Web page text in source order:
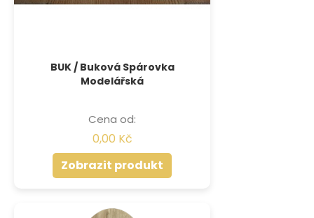
BUK / Buková Spárovka
Modelářská
Cena od:
0,00 Kč
Zobrazit produkt